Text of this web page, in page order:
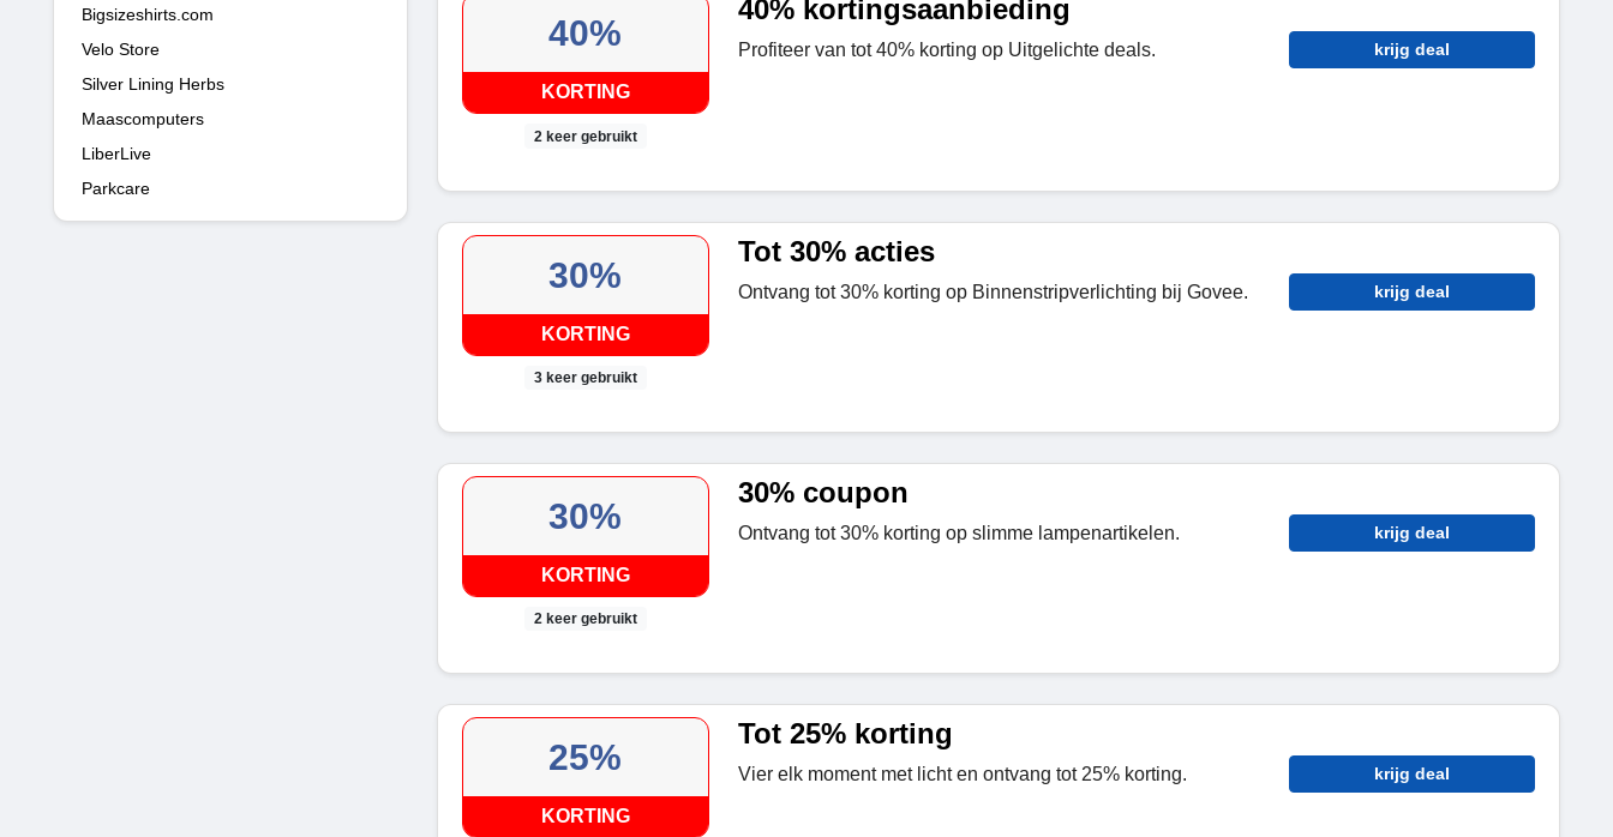
Bigsizeshirts.com
Velo Store
Silver Lining Herbs
Maascomputers
LiberLive
Parkcare
40%
KORTING
2 keer gebruikt
40% kortingsaanbieding
Profiteer van tot 40% korting op Uitgelichte deals. krijg deal
30%
KORTING
3 keer gebruikt
Tot 30% acties
Ontvang tot 30% korting op Binnenstripverlichting bij Govee. krijg deal
30%
KORTING
2 keer gebruikt
30% coupon
Ontvang tot 30% korting op slimme lampenartikelen. krijg deal
25%
KORTING
Tot 25% korting
Vier elk moment met licht en ontvang tot 25% korting. krijg deal